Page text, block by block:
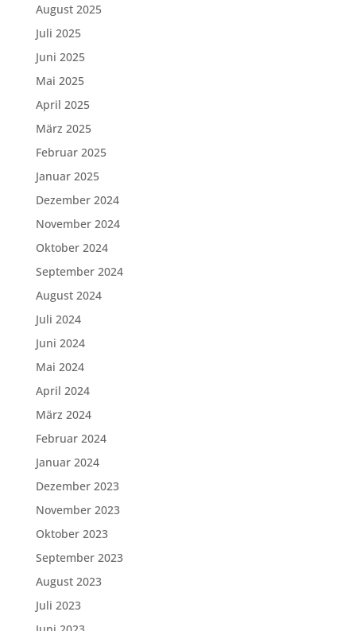
August 2025
Juli 2025
Juni 2025
Mai 2025
April 2025
März 2025
Februar 2025
Januar 2025
Dezember 2024
November 2024
Oktober 2024
September 2024
August 2024
Juli 2024
Juni 2024
Mai 2024
April 2024
März 2024
Februar 2024
Januar 2024
Dezember 2023
November 2023
Oktober 2023
September 2023
August 2023
Juli 2023